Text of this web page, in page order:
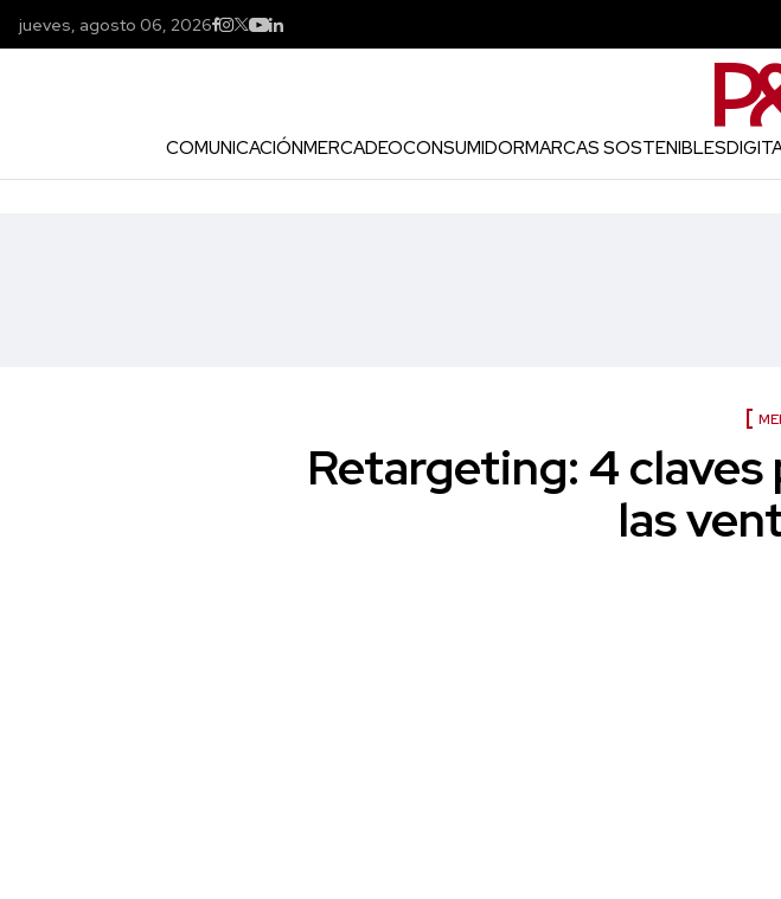
jueves, agosto 06, 2026
COMUNICACIÓNMERCADEOCONSUMIDORMARCAS SOSTENIBLES
Retargeting: 4 claves
las